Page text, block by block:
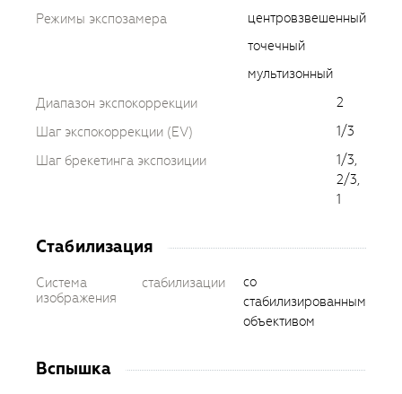
Режимы экспозамера
центровзвешенный
точечный
мультизонный
Диапазон экспокоррекции
2
Шаг экспокоррекции (EV)
1/3
Шаг брекетинга экспозиции
1/3,
2/3,
1
Стабилизация
Система стабилизации
изображения
со
стабилизированным
объективом
Вспышка